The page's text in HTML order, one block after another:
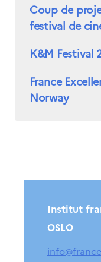
Coup de
festival de
K&M Festival
France
Norway
Institut
OSLO